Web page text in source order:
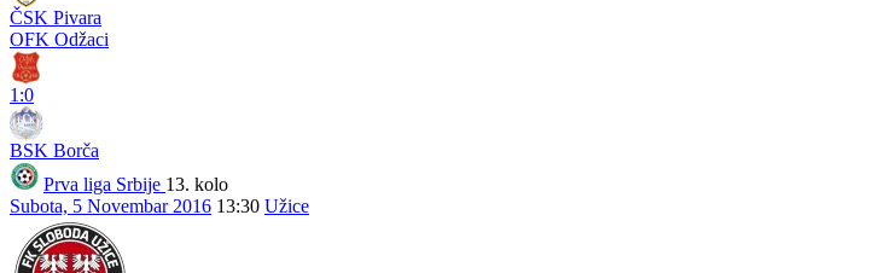
ČSK Pivara
OFK Odžaci
1:0
BSK Borča
Prva liga Srbije 13. kolo
Subota, 5 Novembar 2016 13:30 Užice